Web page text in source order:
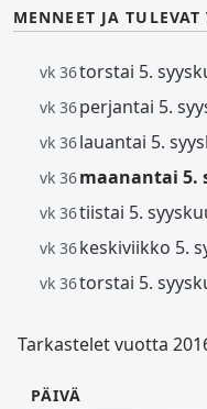
MENNEET JA TULEVAT
vk 36torstai 5.
vk 36perjantai 5.
vk 36lauantai 5.
vk 36maanantai 5.
vk 36tiistai 5.
vk 36keskiviikko 5.
vk 36torstai 5.
Tarkastelet vuotta
PÄIVÄ